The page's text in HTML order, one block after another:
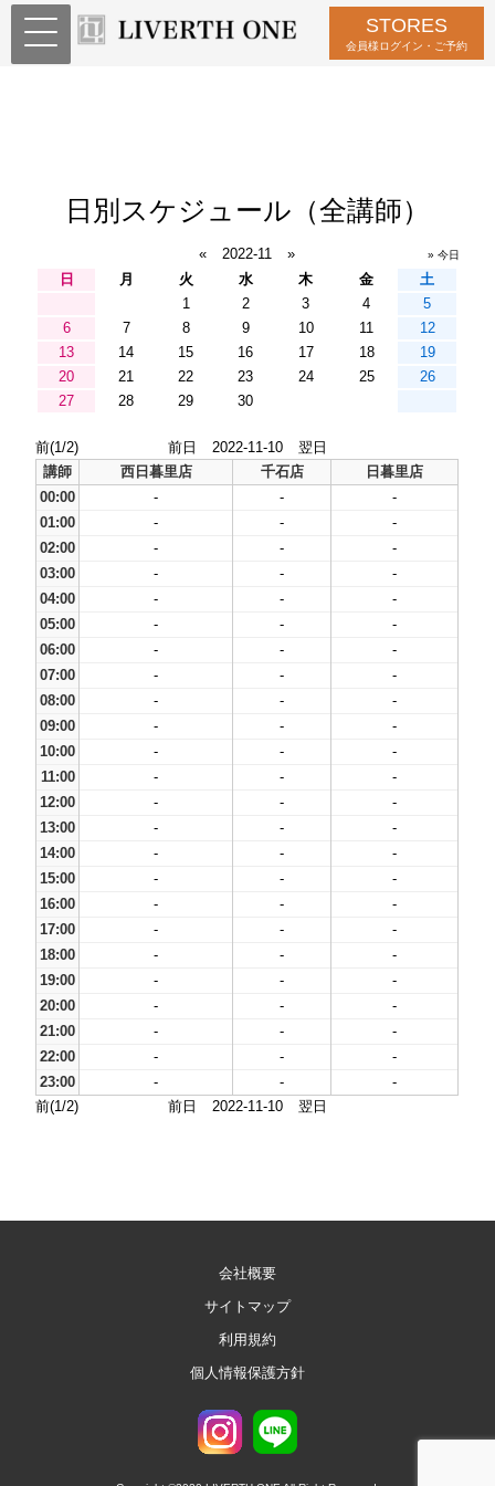
STORES
会員様ログイン・ご予約
日別スケジュール（全講師）
« 2022-11 » » 今日
日 月 火 水 木 金
土
1
2 3 4
5
6
7 8 9 10 11
12
13
14 15 16 17 18
19
20
21 22 23 24 25
26
27
28 29 30
前(1/2) 前日 2022-11-10
翌日
講師
西日暮里店 千石店
日暮里店
00:00
- -
-
01:00
- -
-
02:00
- -
-
03:00
- -
-
04:00
- -
-
05:00
- -
-
06:00
- -
-
07:00
- -
-
08:00
- -
-
09:00
- -
-
10:00
- -
-
11:00
- -
-
12:00
- -
-
13:00
- -
-
14:00
- -
-
15:00
- -
-
16:00
- -
-
17:00
- -
-
18:00
- -
-
19:00
- -
-
20:00
- -
-
21:00
- -
-
22:00
- -
-
23:00
- -
-
前(1/2)
前日 2022-11-10 翌日
会社概要
サイトマップ
利用規約
個人情報保護方針